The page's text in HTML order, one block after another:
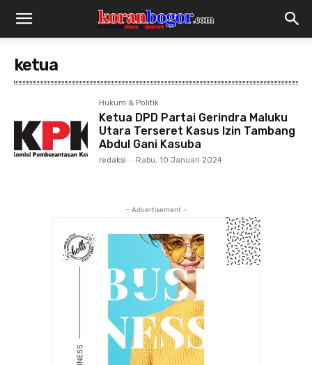
ketua
Hukum & Politik
Ketua DPD Partai Gerindra Maluku
Utara Terseret Kasus Izin Tambang
Abdul Gani Kasuba
redaksi - Rabu, 10 Januari 2024
- Advertisement -